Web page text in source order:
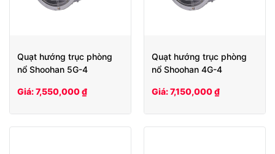
Quạt hướng trục phòng
nổ Shoohan 5G-4
Giá: 7,550,000 ₫
Quạt hướng trục phòng
nổ Shoohan 4G-4
Giá: 7,150,000 ₫